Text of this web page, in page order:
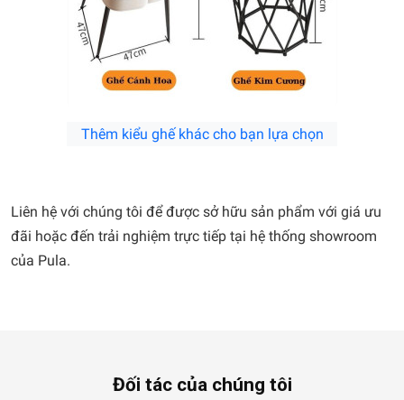
Thêm kiểu ghế khác cho bạn lựa chọn
Liên hệ với chúng tôi để được sở hữu sản phẩm với giá ưu
đãi hoặc đến trải nghiệm trực tiếp tại hệ thống showroom
của Pula.
Đối tác của chúng tôi